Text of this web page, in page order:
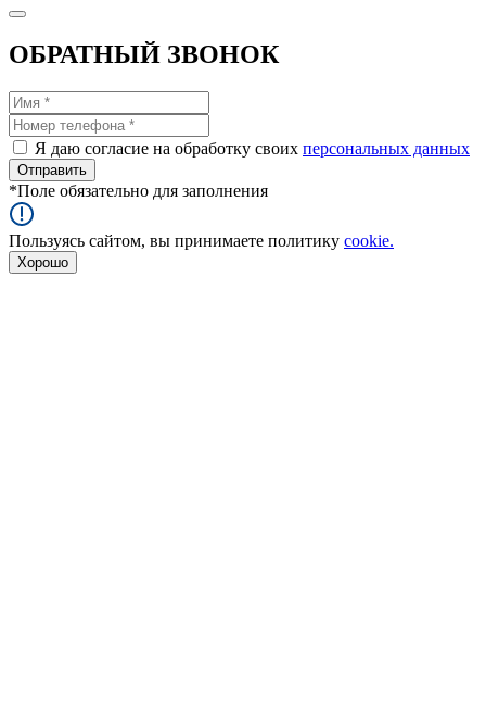
ОБРАТНЫЙ ЗВОНОК
Я даю согласие на обработку своих персональных данных
*Поле обязательно для заполнения
Пользуясь сайтом, вы принимаете политику cookie.
Хорошо